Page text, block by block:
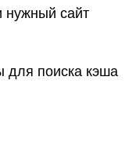
нужный сайт
для поиска кэша